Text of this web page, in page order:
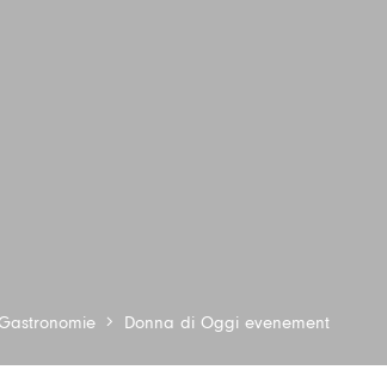
Donna di Oggi evenement